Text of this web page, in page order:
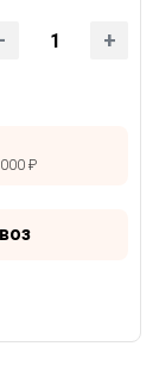
1
₽